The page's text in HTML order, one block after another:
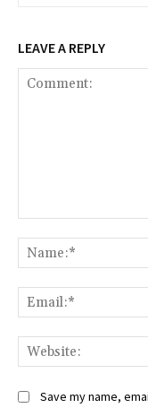
LEAVE A REPLY
Save my name,